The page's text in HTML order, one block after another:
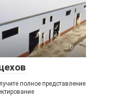
0
полное представление